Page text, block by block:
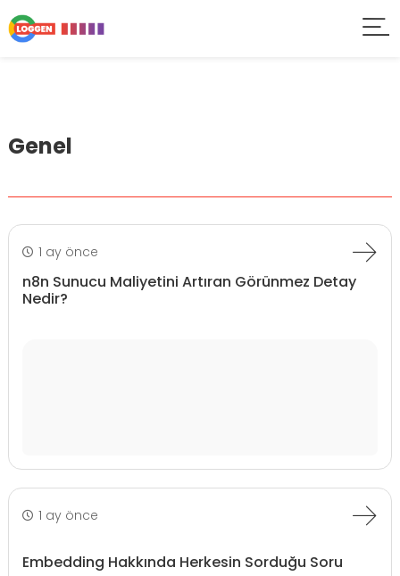
Genel
1 ay önce
n8n Sunucu Maliyetini Artıran Görünmez Detay
Nedir?
1 ay önce
Embedding Hakkında Herkesin Sorduğu Soru